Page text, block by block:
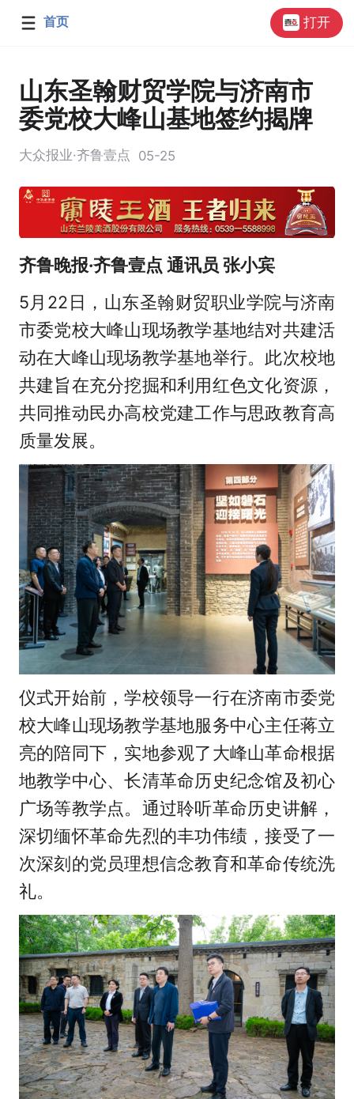
首页 打开
山东圣翰财贸学院与济南市
委党校大峰山基地签约揭牌
大众报业·齐鲁壹点 05-25
齐鲁晚报·齐鲁壹点 通讯员 张小宾
5月22日，山东圣翰财贸职业学院与济南
市委党校大峰山现场教学基地结对共建活
动在大峰山现场教学基地举行。此次校地
共建旨在充分挖掘和利用红色文化资源，
共同推动民办高校党建工作与思政教育高
质量发展。
仪式开始前，学校领导一行在济南市委党
校大峰山现场教学基地服务中心主任蒋立
亮的陪同下，实地参观了大峰山革命根据
地教学中心、长清革命历史纪念馆及初心
广场等教学点。通过聆听革命历史讲解，
深切缅怀革命先烈的丰功伟绩，接受了一
次深刻的党员理想信念教育和革命传统洗
礼。